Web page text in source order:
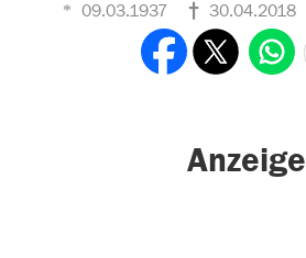
09.03.1937 30.04.2018
Anzeige